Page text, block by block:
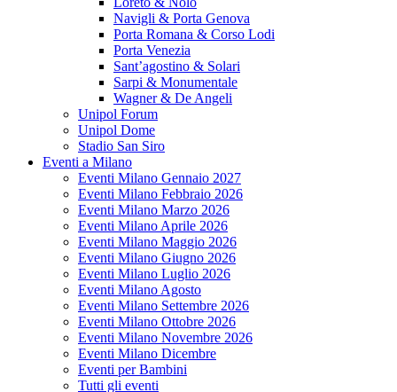
Navigli & Porta Genova
Porta Romana & Corso Lodi
Porta Venezia
Sant’agostino & Solari
Sarpi & Monumentale
Wagner & De Angeli
Unipol Forum
Unipol Dome
Stadio San Siro
Eventi a Milano
Eventi Milano Gennaio 2027
Eventi Milano Febbraio 2026
Eventi Milano Marzo 2026
Eventi Milano Aprile 2026
Eventi Milano Maggio 2026
Eventi Milano Giugno 2026
Eventi Milano Luglio 2026
Eventi Milano Agosto
Eventi Milano Settembre 2026
Eventi Milano Ottobre 2026
Eventi Milano Novembre 2026
Eventi Milano Dicembre
Eventi per Bambini
Tutti gli eventi